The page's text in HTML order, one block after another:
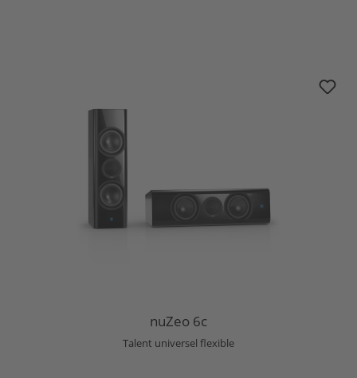
nuZeo 6c
Talent universel flexible